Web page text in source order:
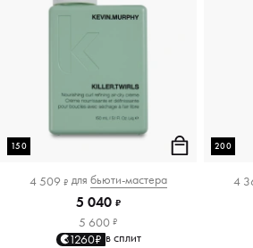
150
4 509 ₽ для бьюти-мастера
5 040 ₽
5 600 ₽
1260₽ в сплит
200
4